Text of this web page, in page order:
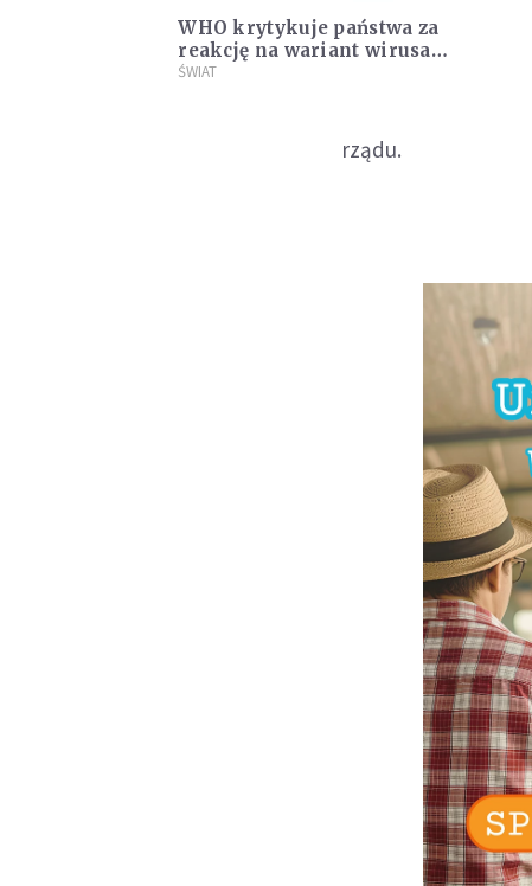
WHO krytykuje państwa za
reakcję na wariant wirusa
Omikron
ŚWIAT
rządu.